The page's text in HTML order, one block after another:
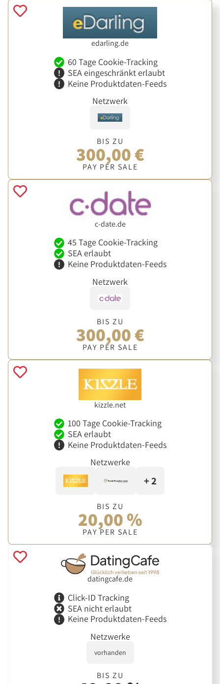
edarling.de
60 Tage Cookie-Tracking
SEA eingeschränkt erlaubt
Keine Produktdaten-Feeds
Netzwerk
BIS ZU
300,00 €
PAY PER SALE
c-date.de
45 Tage Cookie-Tracking
SEA erlaubt
Keine Produktdaten-Feeds
Netzwerk
BIS ZU
300,00 €
PAY PER SALE
kizzle.net
100 Tage Cookie-Tracking
SEA erlaubt
Keine Produktdaten-Feeds
Netzwerke
+ 2
BIS ZU
20,00 %
PAY PER SALE
datingcafe.de
Click-ID Tracking
SEA nicht erlaubt
Keine Produktdaten-Feeds
Netzwerke
vorhanden
BIS ZU